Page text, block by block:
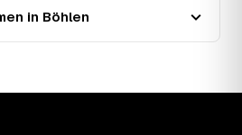
Höchststand im Jahr 2021. Eine
nicht ableiten, aber die Daten
anfragt, sichert sich das aktuelle
in Böhlen